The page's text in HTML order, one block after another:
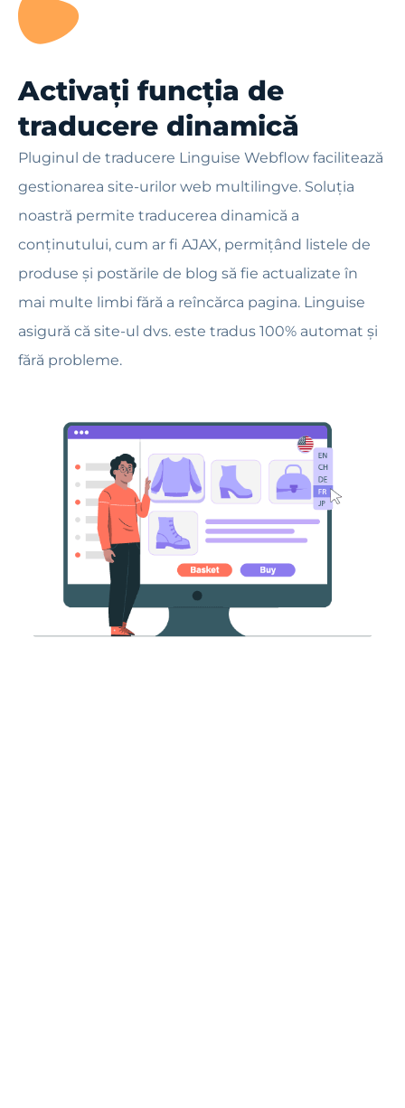
Activați funcția de
traducere dinamică
Pluginul de traducere Linguise Webflow facilitează
gestionarea site-urilor web multilingve. Soluția
noastră permite traducerea dinamică a
conținutului, cum ar fi AJAX, permițând listele de
produse și postările de blog să fie actualizate în
mai multe limbi fără a reîncărca pagina. Linguise
asigură că site-ul dvs. este tradus 100% automat și
fără probleme.